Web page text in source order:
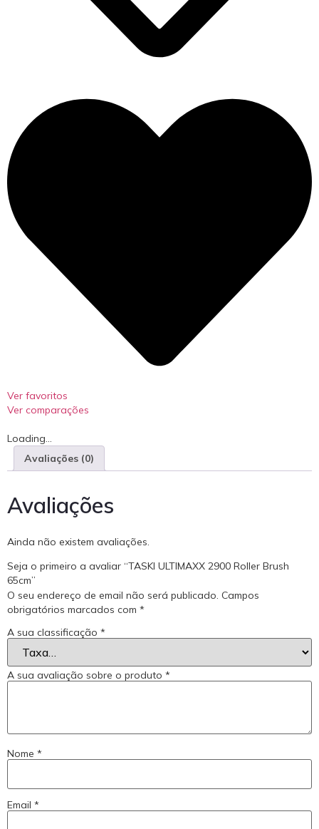
Ver favoritos
Ver comparações
Loading...
Avaliações (0)
Avaliações
Ainda não existem avaliações.
Seja o primeiro a avaliar “TASKI ULTIMAXX 2900 Roller Brush
65cm”
O seu endereço de email não será publicado. Campos
obrigatórios marcados com *
A sua classificação *
A sua avaliação sobre o produto *
Nome *
Email *